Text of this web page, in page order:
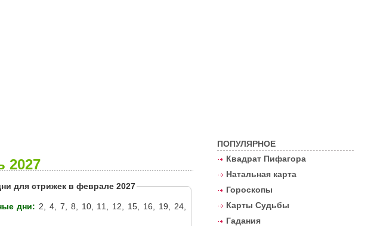
2027
для стрижек в феврале 2027
дни: 2, 4, 7, 8, 10, 11, 12, 15, 16, 19, 24,
ПОПУЛЯРНОЕ
Квадрат Пифагора
Натальная карта
Гороскопы
Карты Судьбы
Гадания